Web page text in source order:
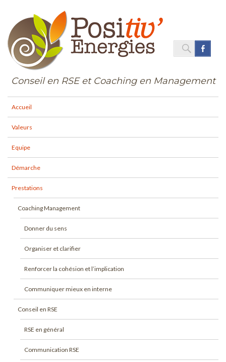
Conseil en RSE et Coaching en Management
SearchSEARCH
Accueil
Valeurs
Equipe
Démarche
Prestations
Coaching Management
Donner du sens
Organiser et clarifier
Renforcer la cohésion et l’implication
Communiquer mieux en interne
Conseil en RSE
RSE en général
Communication RSE